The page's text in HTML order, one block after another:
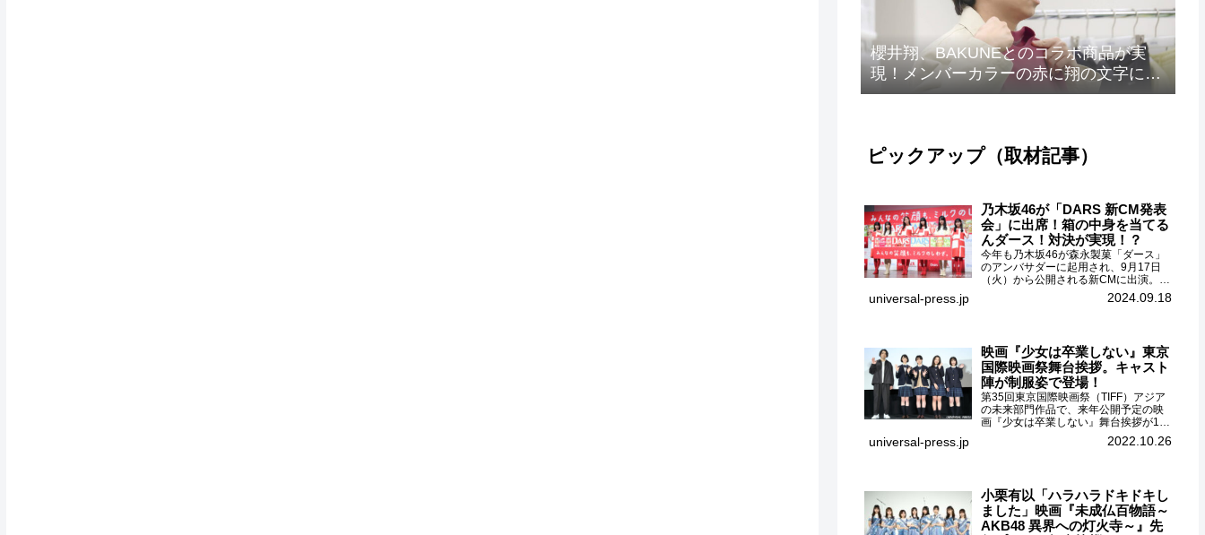
櫻井翔、BAKUNEとのコラボ商品が実
現！メンバーカラーの赤に翔の文字に着
想を得たデザイン
ピックアップ（取材記事）
乃木坂46が「DARS 新CM発表
会」に出席！箱の中身を当てる
んダース！対決が実現！？
今年も乃木坂46が森永製菓「ダース」
のアンバサダーに起用され、9月17日
（火）から公開される新CMに出演。
CMに出演するメンバーの中から岩本蓮
加、梅澤美波、遠藤さくら、賀喜遥
universal-press.jp 2024.09.18
映画『少女は卒業しない』東京
国際映画祭舞台挨拶。キャスト
陣が制服姿で登場！
第35回東京国際映画祭（TIFF）アジア
の未来部門作品で、来年公開予定の映
画『少女は卒業しない』舞台挨拶が10
月26日（水）丸の内ピカデリーで開催
され、出演者の河合優実、小野莉奈、
universal-press.jp 2022.10.26
小栗有以「ハラハラドキドキし
ました」映画『未成仏百物語～
AKB48 異界への灯火寺～』先